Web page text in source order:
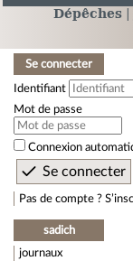
Dépêches
Se connecter
Identifiant
Mot de passe
Connexion
Pas de compte ?
sadich
journaux